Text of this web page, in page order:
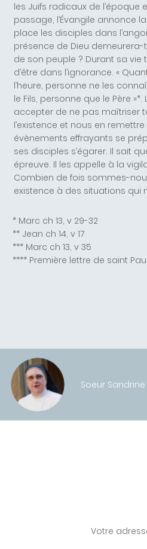
les Juifs radicaux de l’époque
passage, l’Évangile annonce
place les disciples dans
présence de Dieu demeurera-
de son peuple ? Durant sa vie
d’être dans l’ignorance. «
l’heure, personne ne les
le Fils, personne que le Père
accepter de ne pas maîtriser
l’existence et nous en
évènements effrayants se
ses disciples s’égarer. Il sait
épreuve. Il les appelle à la
Combien de fois sommes-
existence à des situations qui
* Marc ch 13, v 29-32
** Jean ch 14, v 17
*** Marc ch 13, v 35
**** Première lettre de saint
Soeur
Votre